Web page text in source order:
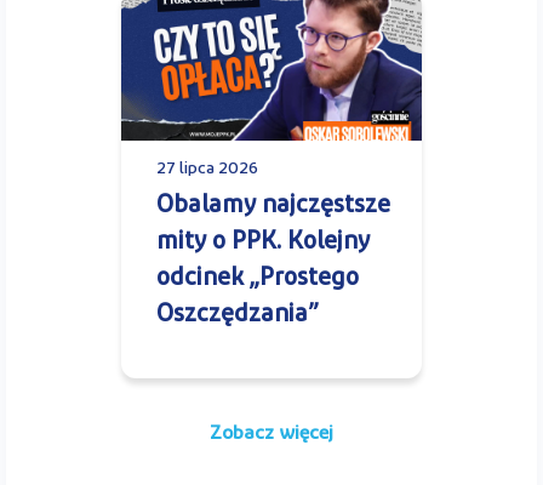
27 lipca 2026
Obalamy najczęstsze
mity o PPK. Kolejny
odcinek „Prostego
Oszczędzania”
Zobacz więcej